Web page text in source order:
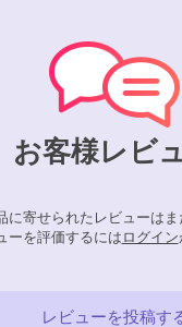
お客様レビ
に寄せられたレビューはま
ーを評価するには ログイン
レビューを投稿す